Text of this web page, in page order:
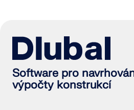
Software pro
výpočty konstrukcí